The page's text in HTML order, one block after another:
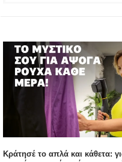
Κράτησέ το απλά και κάθετα: